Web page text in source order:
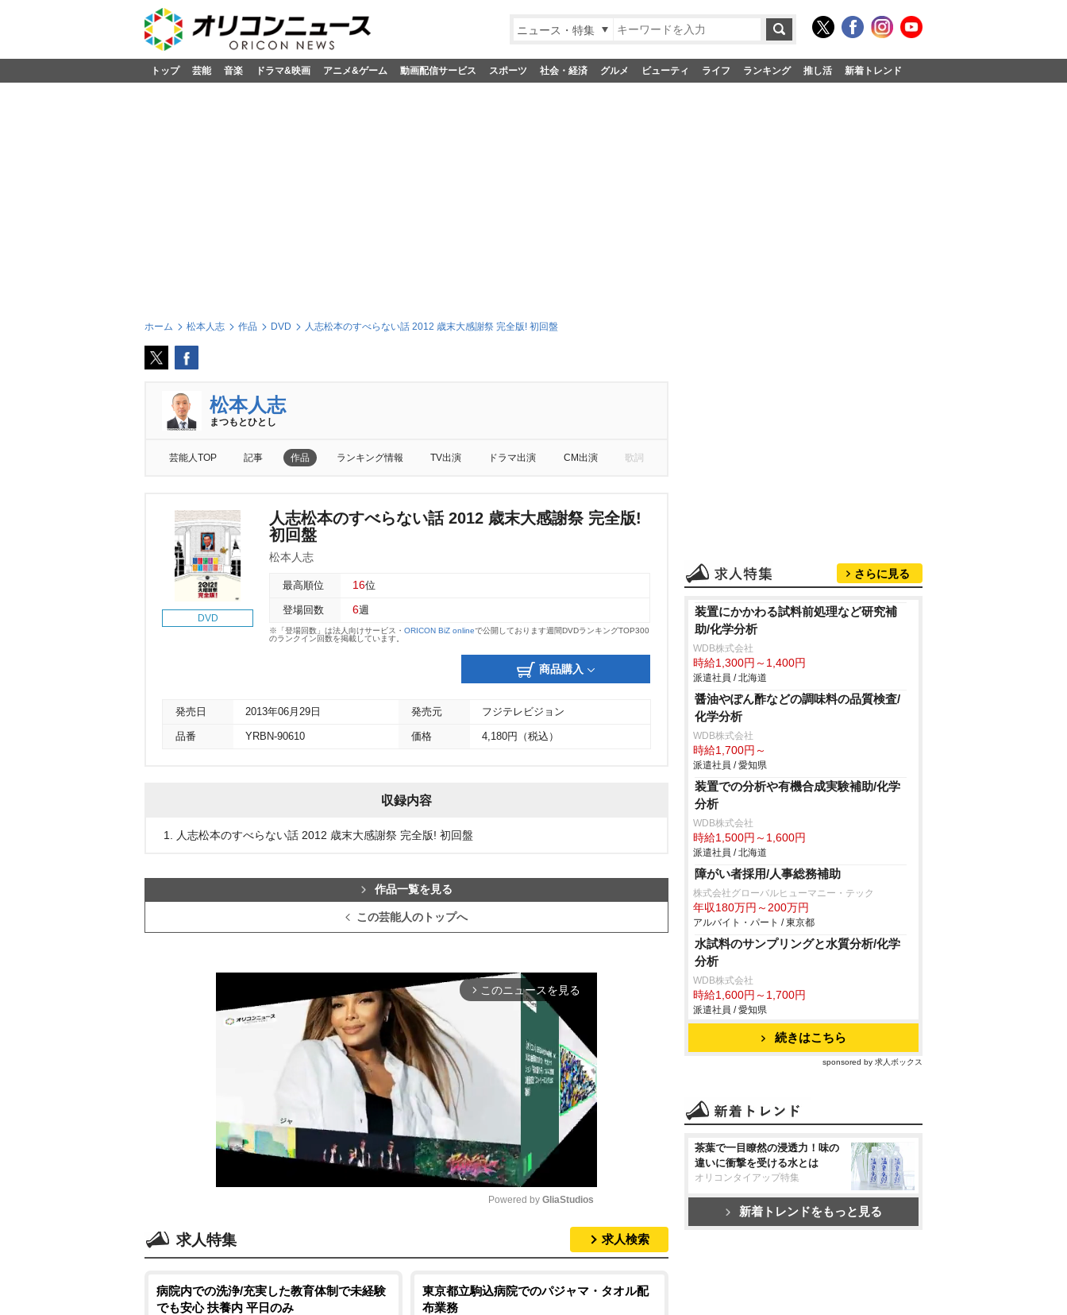
ニュース・特集
トップ 芸能 音楽 ドラマ&映画 アニメ&ゲーム 動画配信サービス スポーツ 社会・経済 グルメ ビューティ ライフ ランキング 推し活 新着トレンド
ホーム 松本人志 作品 DVD 人志松本のすべらない話 2012 歳末大感謝祭 完全版! 初回盤
松本人志
まつもとひとし
芸能人TOP 記事 作品 ランキング情報 TV出演 ドラマ出演 CM出演 歌詞
DVD
人志松本のすべらない話 2012 歳末大感謝祭 完全版!
初回盤
松本人志
最高順位 16位
登場回数 6週
※「登場回数」は法人向けサービス・ ORICON BiZ onlineで公開しております週間DVDランキングTOP300
のランクイン回数を掲載しています。
商品購入
発売日 2013年06月29日 発売元 フジテレビジョン
品番 YRBN-90610 価格 4,180円（税込）
収録内容
1. 人志松本のすべらない話 2012 歳末大感謝祭 完全版! 初回盤
作品一覧を見る
この芸能人のトップへ
arrow_forward_ios このニュースを見る
t
Powered by GliaStudios
求人特集 求人検索
病院内での洗浄/充実した教育体制で未経験
でも安心 扶養内 平日のみ
東京都立駒込病院でのパジャマ・タオル配
布業務
さらに見る
装置にかかわる試料前処理など研究補
助/化学分析
WDB株式会社
時給1,300円～1,400円
派遣社員 / 北海道
醤油やぽん酢などの調味料の品質検査/
化学分析
WDB株式会社
時給1,700円～
派遣社員 / 愛知県
装置での分析や有機合成実験補助/化学
分析
WDB株式会社
時給1,500円～1,600円
派遣社員 / 北海道
障がい者採用/人事総務補助
株式会社グローバルヒューマニー・テック
年収180万円～200万円
アルバイト・パート / 東京都
水試料のサンプリングと水質分析/化学
分析
WDB株式会社
時給1,600円～1,700円
派遣社員 / 愛知県
続きはこちら
sponsored by 求人ボックス
茶葉で一目瞭然の浸透力！味の
違いに衝撃を受ける水とは
オリコンタイアップ特集
新着トレンドをもっと見る